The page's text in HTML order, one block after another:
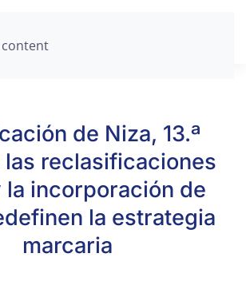
content
de Niza, 13.ª
reclasificaciones
la incorporación de
la estrategia
marcaria